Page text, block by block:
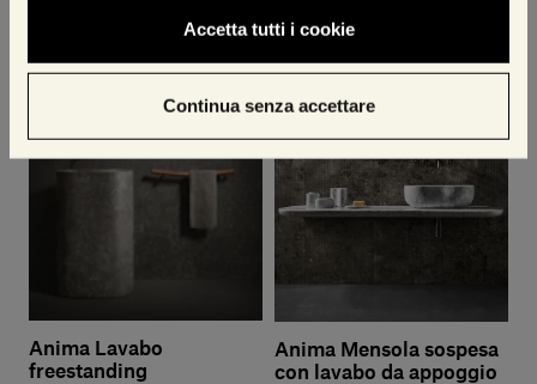
Accetta tutti i cookie
Continua senza accettare
Anima Lavabo
freestanding
Anima Mensola sospesa
con lavabo da appoggio